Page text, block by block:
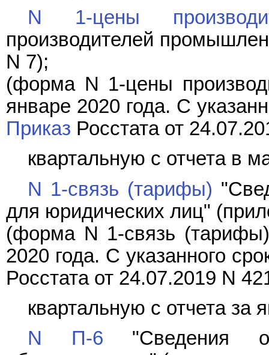
N 1-цены
производителей
N 7);
(форма N 1-цены
январе 2020 года. С
Приказ Росстата от
квартальную с отчета в
N 1-связь (тарифы)
для юридических лиц"
(форма N 1-связь
2020 года. С указанного
Росстата от 24.07.2019 N
квартальную с отчета за
N П-6 "Сведения